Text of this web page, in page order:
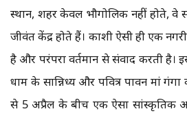
स्थान, शहर केवल भौगोलिक नहीं होते,
जीवंत केंद्र होते हैं। काशी ऐसी ही एक
है और परंपरा वर्तमान से संवाद करती है।
धाम के सान्निध्य और पवित्र पावन मां
से 5 अप्रैल के बीच एक ऐसा सांस्कृतिक